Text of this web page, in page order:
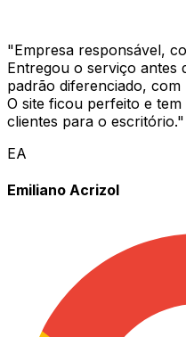
"Empresa responsável,
Entregou o serviço antes
padrão diferenciado, com
O site ficou perfeito e
clientes para o escritório."
EA
Emiliano Acrizol